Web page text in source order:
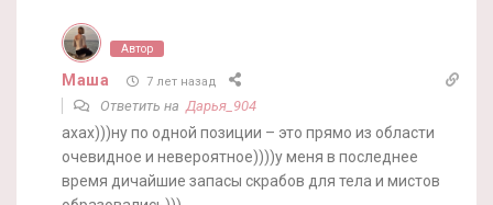
Автор
Маша 7 лет назад
Ответить наДарья_904
ахах)))ну по одной позиции – это прямо из области
очевидное и невероятное))))у меня в последнее
время дичайшие запасы скрабов для тела и мистов